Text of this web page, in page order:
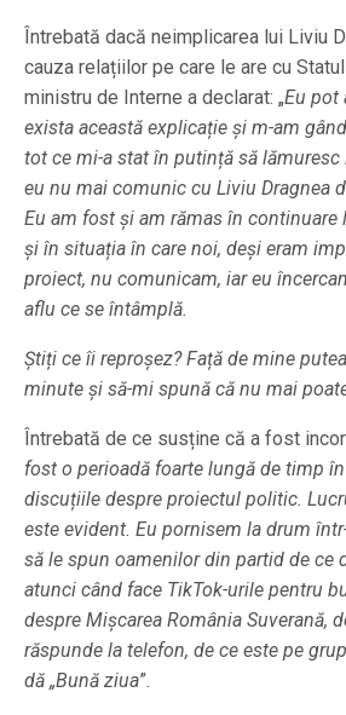
Întrebată dacă neimplicarea lui Liviu
cauza relațiilor pe care le are cu
ministru de Interne a declarat: „Eu pot
exista această explicație și m-am
tot ce mi-a stat în putință să lămuresc
eu nu mai comunic cu Liviu Dragnea
Eu am fost și am rămas în continuare
și în situația în care noi, deși eram
proiect, nu comunicam, iar eu
aflu ce se întâmplă.
Știți ce îi reproșez? Față de mine
minute și să-mi spună că nu mai
Întrebată de ce susține că a fost
fost o perioadă foarte lungă de timp
discuțiile despre proiectul politic.
este evident. Eu pornisem la drum
să le spun oamenilor din partid de ce
atunci când face TikTok-urile pentru
despre Mișcarea România Suverană,
răspunde la telefon, de ce este pe
dă „Bună ziua”.